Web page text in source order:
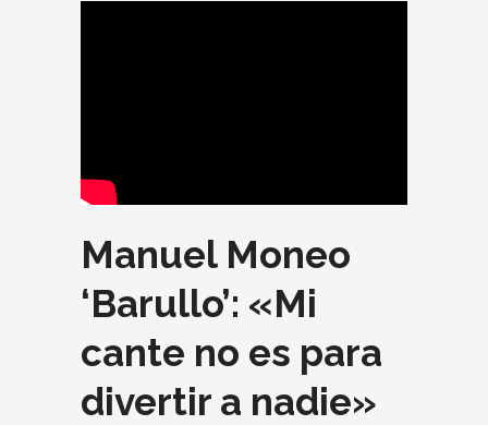
Manuel Moneo
‘Barullo’: «Mi
cante no es para
divertir a nadie»